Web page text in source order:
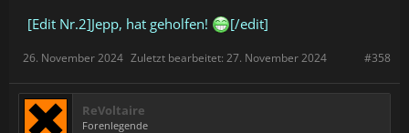
[Edit Nr.2]Jepp, hat geholfen! [/edit]
#358
26. November 2024 Zuletzt bearbeitet: 27. November 2024
ReVoltaire
Forenlegende